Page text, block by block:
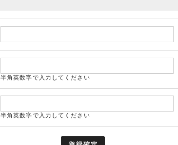
半角英数字で入力してください
半角英数字で入力してください